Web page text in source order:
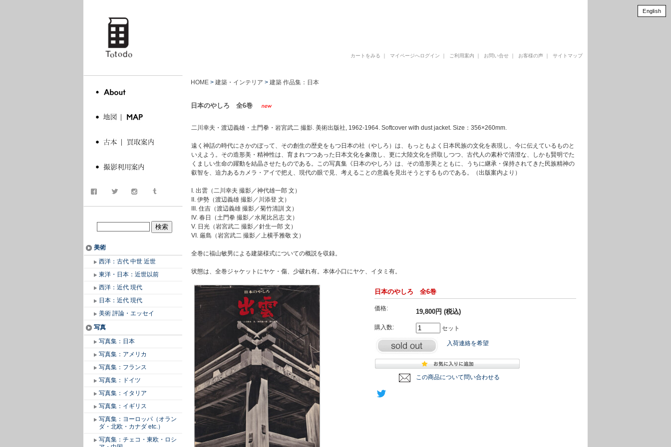
カートをみる マイページへログイン ご利用案内 お問い合せ お客様の声 サイトマップ
美術
西洋：古代 中世 近世
東洋・日本：近世以前
西洋：近代 現代
日本：近代 現代
美術 評論・エッセイ
写真
写真集：日本
写真集：アメリカ
写真集：フランス
写真集：ドイツ
写真集：イタリア
写真集：イギリス
写真集：ヨーロッパ（オラン
ダ・北欧・カナダ etc.）
写真集：チェコ・東欧・ロシ
HOME > 建築・インテリア > 建築 作品集：日本
日本のやしろ 全6巻
二川幸夫・渡辺義雄・土門拳・岩宮武二 撮影. 美術出版社, 1962-1964. Softcover with dust jacket. Size：356×260mm.
遠く神話の時代にさかのぼって、その創生の歴史をもつ日本の社（やしろ）は、もっともよく日本民族の文化を表現し、今に伝えているものと
いえよう。その造形美・精神性は、育まれつつあった日本文化を象徴し、更に大陸文化を摂取しつつ、古代人の素朴で清澄な、しかも賢明でた
くましい生命の躍動を結晶させたものである。この写真集《日本のやしろ》は、その造形美とともに、うちに継承・保持されてきた民族精神の
叡智を、迫力あるカメラ・アイで把え、現代の眼で見、考えることの意義を見出そうとするものである。（出版案内より）
I. 出雲（二川幸夫 撮影／神代雄一郎 文）
II. 伊勢（渡辺義雄 撮影／川添登 文）
III. 住吉（渡辺義雄 撮影／菊竹清訓 文）
IV. 春日（土門拳 撮影／水尾比呂志 文）
V. 日光（岩宮武二 撮影／針生一郎 文）
VI. 厳島（岩宮武二 撮影／上横手雅敬 文）
全巻に福山敏男による建築様式についての概説を収録。
状態は、全巻ジャケットにヤケ・傷、少破れ有。本体小口にヤケ、イタミ有。
日本のやしろ 全6巻
価格: 19,800円 (税込)
購入数: セット
入荷連絡を希望
この商品について問い合わせる
English